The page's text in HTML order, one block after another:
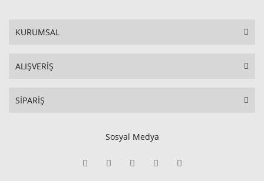
KURUMSAL
ALIŞVERİŞ
SİPARİŞ
Sosyal Medya